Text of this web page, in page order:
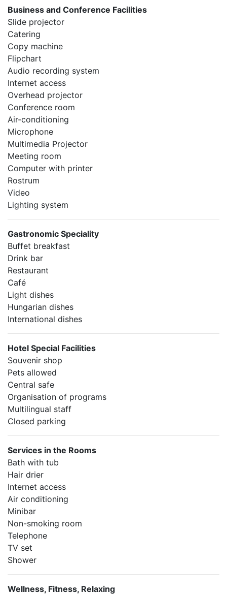
Business and Conference Facilities
Slide projector
Catering
Copy machine
Flipchart
Audio recording system
Internet access
Overhead projector
Conference room
Air-conditioning
Microphone
Multimedia Projector
Meeting room
Computer with printer
Rostrum
Video
Lighting system
Gastronomic Speciality
Buffet breakfast
Drink bar
Restaurant
Café
Light dishes
Hungarian dishes
International dishes
Hotel Special Facilities
Souvenir shop
Pets allowed
Central safe
Organisation of programs
Multilingual staff
Closed parking
Services in the Rooms
Bath with tub
Hair drier
Internet access
Air conditioning
Minibar
Non-smoking room
Telephone
TV set
Shower
Wellness, Fitness, Relaxing